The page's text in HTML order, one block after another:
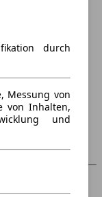
durch
Messung von
von Inhalten,
und